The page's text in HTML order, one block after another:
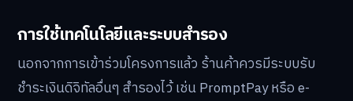
การใช้เทคโนโลยีและระบบสำรอง
นอกจากการเข้าร่วมโครงการแล้ว ร้านค้าควรมีระบบรับ
ชำระเงินดิจิทัลอื่นๆ สำรองไว้ เช่น PromptPay หรือ e-